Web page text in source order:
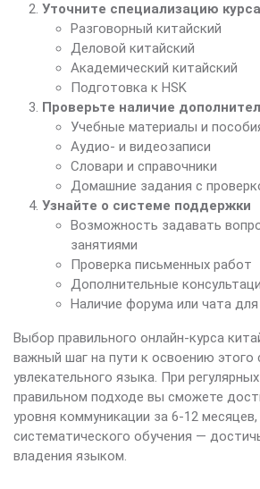
Уточните специализацию курса
Разговорный китайский
Деловой китайский
Академический китайский
Подготовка к HSK
Проверьте наличие
Учебные материалы и
Аудио- и видеозаписи
Словари и справочники
Домашние задания с
Узнайте о системе поддержки
Возможность задавать
занятиями
Проверка письменных работ
Дополнительные
Наличие форума или чата
Выбор правильного онлайн-курса
важный шаг на пути к освоению этого
увлекательного языка. При
правильном подходе вы сможете
уровня коммуникации за 6-12
систематического обучения —
владения языком.